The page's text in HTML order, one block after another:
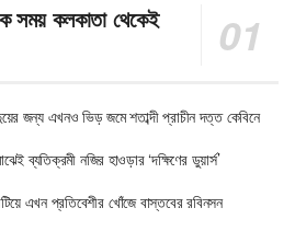
সময় কলকাতা থেকেই
জন্য এখনও ভিড় জমে শতাব্দী প্রাচীন দত্ত কেবিনে
ব্যতিক্রমী নজির হাওড়ার ‘দক্ষিণের ডুয়ার্স’
এখন প্রতিবেশীর খোঁজে বাস্তবের রবিনসন